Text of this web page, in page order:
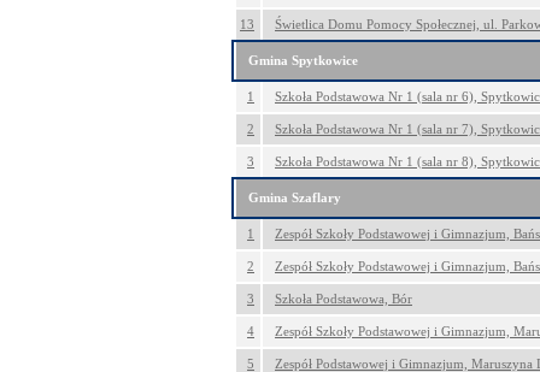
13 Świetlica Domu Pomocy Społecznej, ul.
Gmina Spytkowice
1 Szkoła Podstawowa Nr 1 (sala nr 6),
2 Szkoła Podstawowa Nr 1 (sala nr 7),
3 Szkoła Podstawowa Nr 1 (sala nr 8),
Gmina Szaflary
1 Zespół Szkoły Podstawowej i Gimnazjum,
2 Zespół Szkoły Podstawowej i Gimnazjum,
3 Szkoła Podstawowa, Bór
4 Zespół Szkoły Podstawowej i Gimnazjum,
5 Zespół Podstawowej i Gimnazjum, Maruszyna